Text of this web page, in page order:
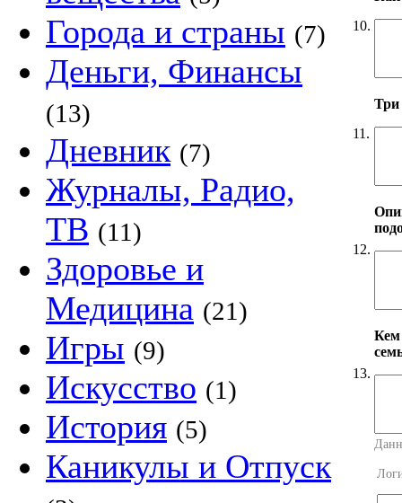
Города и страны (7)
Деньги, Финансы
(13)
Дневник (7)
Журналы, Радио,
ТВ (11)
Здоровье и
Медицина (21)
Игры (9)
Искусство (1)
История (5)
Каникулы и Отпуск
10.
11.
Три
12.
13.
Кем